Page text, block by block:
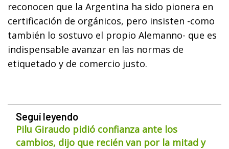
reconocen que la Argentina ha sido pionera en
certificación de orgánicos, pero insisten -como
también lo sostuvo el propio Alemanno- que es
indispensable avanzar en las normas de
etiquetado y de comercio justo.
Seguí leyendo
Pilu Giraudo pidió confianza ante los
cambios, dijo que recién van por la mitad y